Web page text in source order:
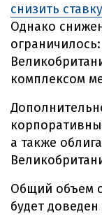
снизить
Однако
комплексом
а также
Общий объем
будет